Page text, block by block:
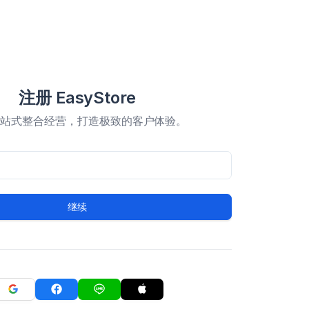
注册 EasyStore
式整合经营，打造极致的客户体验。
继续